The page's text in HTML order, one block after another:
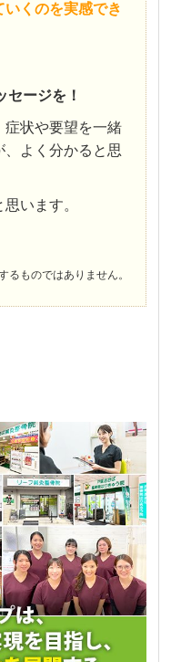
くのを実感でき
セージを！
症状や要望を一緒
、よく分かると思
います。
ものではありません。